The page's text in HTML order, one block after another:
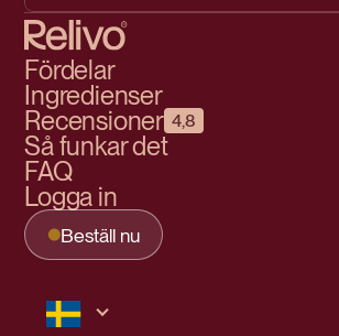
Fördelar
Ingredienser
Recensioner 4,8
Så funkar det
FAQ
Logga in
Beställ nu